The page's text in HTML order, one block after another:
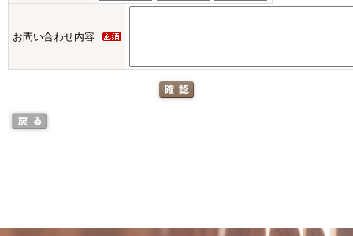
お問い合わせ内容